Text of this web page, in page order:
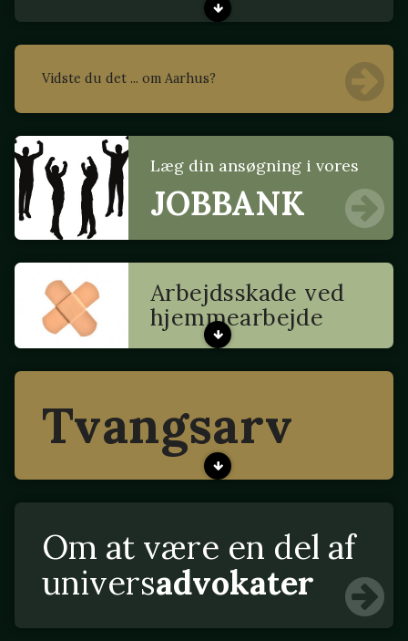
Vidste du det ... om Aarhus?
Læg din ansøgning i vores
JOBBANK
Arbejdsskade ved
hjemmearbejde
Tvangsarv
Om at være en del af
universadvokater